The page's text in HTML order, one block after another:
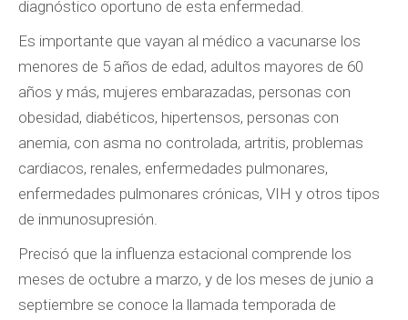
diagnóstico oportuno de esta enfermedad.
Es importante que vayan al médico a vacunarse los
menores de 5 años de edad, adultos mayores de 60
años y más, mujeres embarazadas, personas con
obesidad, diabéticos, hipertensos, personas con
anemia, con asma no controlada, artritis, problemas
cardiacos, renales, enfermedades pulmonares,
enfermedades pulmonares crónicas, VIH y otros tipos
de inmunosupresión.
Precisó que la influenza estacional comprende los
meses de octubre a marzo, y de los meses de junio a
septiembre se conoce la llamada temporada de